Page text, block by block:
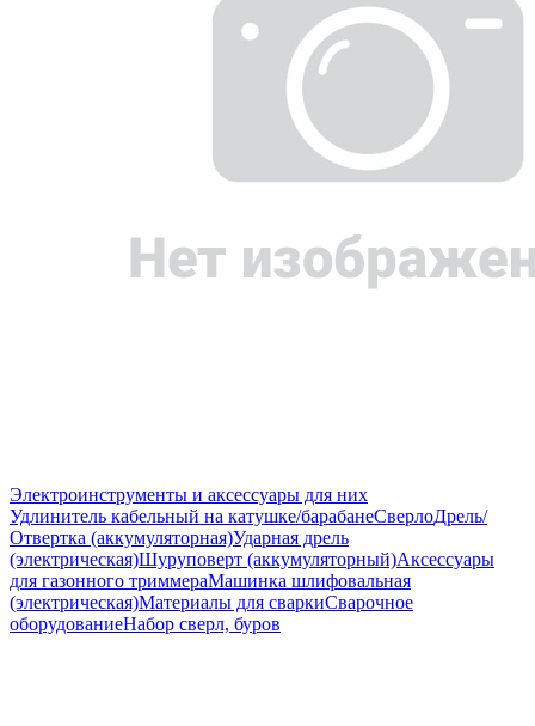
Электроинструменты и аксессуары для них
Удлинитель кабельный на катушке/барабанеСверлоДрель/
Отвертка (аккумуляторная)Ударная дрель
(электрическая)Шуруповерт (аккумуляторный)Аксессуары
для газонного триммераМашинка шлифовальная
(электрическая)Материалы для сваркиСварочное
оборудованиеНабор сверл, буров